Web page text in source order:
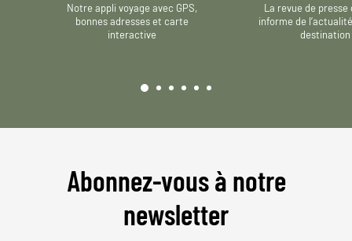
Notre appli voyage avec GPS,
bonnes adresses et carte
interactive
La revue de presse
informe de
destination
Abonnez-vous à notre
newsletter